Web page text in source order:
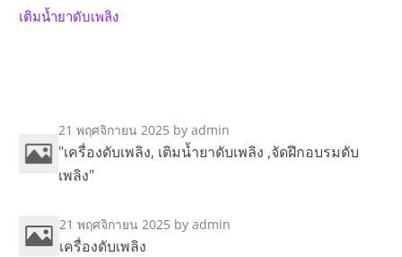
เติมน้ำยาดับเพลิง
21 พฤศจิกายน 2025 by admin
"เครื่องดับเพลิง, เติมน้ำยาดับเพลิง ,จัดฝึกอบรมดับ
เพลิง"
21 พฤศจิกายน 2025 by admin
เครื่องดับเพลิง